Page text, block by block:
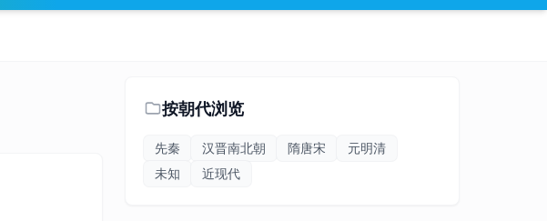
按朝代浏览
先秦 汉晋南北朝 隋唐宋
元明清
未知
近现代